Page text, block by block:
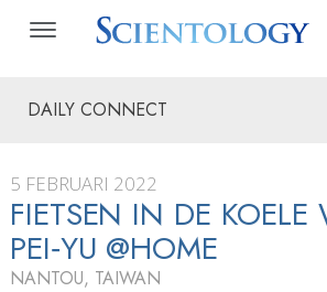
DAILY CONNECT
5 FEBRUARI 2022
FIETSEN IN DE
PEI‑YU @HOME
NANTOU, TAIWAN